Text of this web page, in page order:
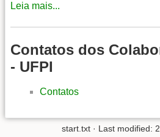
Leia mais...
Contatos dos
- UFPI
Contatos
start.txt · Last modified: